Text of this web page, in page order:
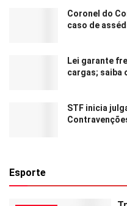
Coronel do
caso de
Lei garante
cargas; saiba
STF inicia
Esporte